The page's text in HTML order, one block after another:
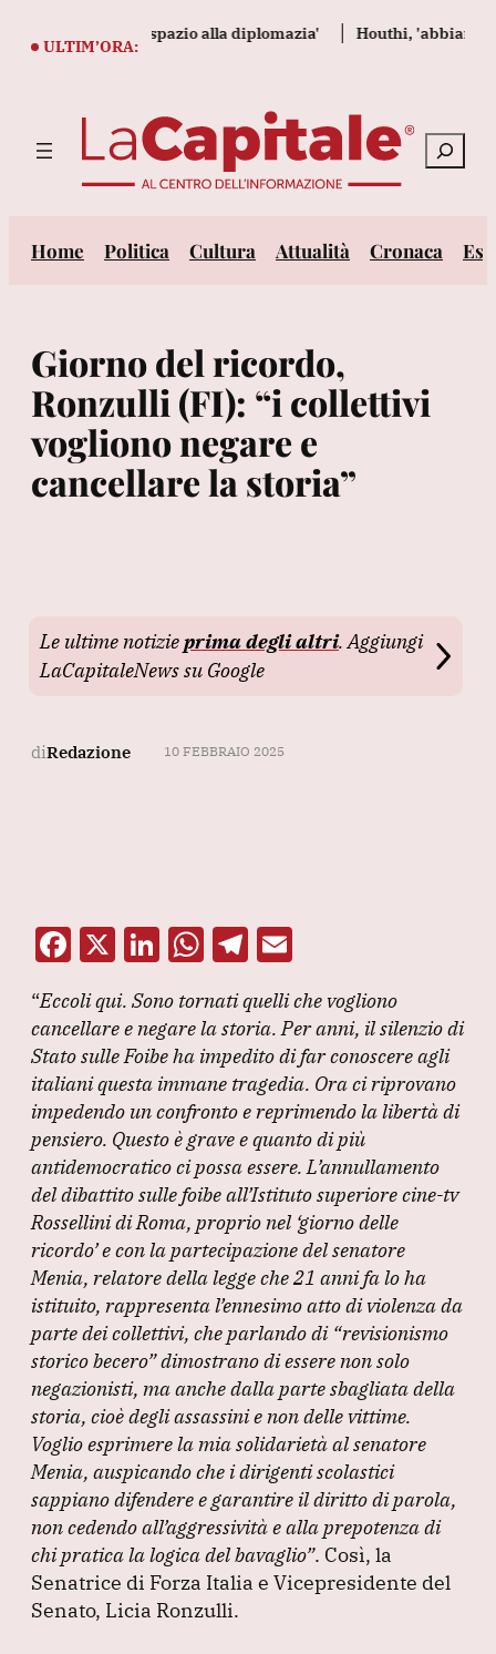
ULTIM’ORA:
e Russia, spazio alla diplomazia' Houthi, 'abbiamo
Cerca
Home Politica Cultura Attualità Cronaca
Giorno del ricordo,
Ronzulli (FI): “i collettivi
vogliono negare e
cancellare la storia”
Le ultime notizieprima degli altri. Aggiungi
LaCapitaleNews su Google
diRedazione 10 FEBBRAIO 2025
F
c
e
b
o
o
k
X Li
k
e
dI
n
W
at
s
A
p
p
T
e
gr
a
m
ai
l
“Eccoli qui. Sono tornati quelli che vogliono
cancellare e negare la storia.Per anni, il silenzio di
Stato sulle Foibe ha impedito di far conoscere agli
italiani questa immane tragedia. Ora ci riprovano
impedendo un confronto e reprimendo la libertà di
pensiero. Questo è grave e quanto di più
antidemocratico ci possa essere.L’annullamento
del dibattito sulle foibe all’Istituto superiore cine-tv
Rossellini di Roma, proprio nel ‘giorno delle
ricordo’ e con la partecipazione del senatore
Menia, relatore della legge che 21 anni fa lo ha
istituito, rappresenta l’ennesimo atto di violenza da
parte dei collettivi, che parlando di “revisionismo
storico becero”dimostrano di essere non solo
negazionisti, ma anche dalla parte sbagliata della
storia, cioè degli assassini e non delle vittime.
Voglio esprimere la mia solidarietà al senatore
Menia, auspicando che i dirigenti scolastici
sappiano difendere e garantire il diritto di parola,
non cedendo all’aggressività e alla prepotenza di
chi pratica la logica del bavaglio”. Così, la
Senatrice di Forza Italia e Vicepresidente del
Senato, Licia Ronzulli.